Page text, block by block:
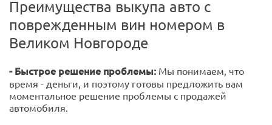
Преимущества выкупа авто с
поврежденным вин номером в
Великом Новгороде
- Быстрое решение проблемы: Мы понимаем, что
время - деньги, и поэтому готовы предложить вам
моментальное решение проблемы с продажей
автомобиля.